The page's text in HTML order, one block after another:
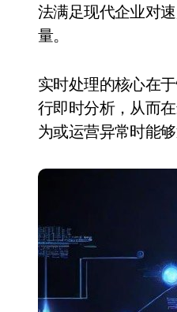
法满足现代企业对
量。
实时处理的核心在
行即时分析，从而
为或运营异常时能够